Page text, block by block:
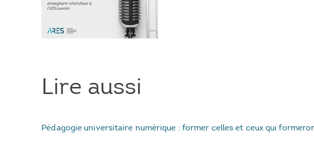
Lire aussi
Pédagogie universitaire numérique : former celles et ceux qui